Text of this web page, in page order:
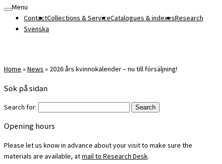
Menu
ContactCollections & ServiceCatalogues & indexesResearch
Svenska
Home » News » 2026 års kvinnokalender – nu till försäljning!
Sök på sidan
Search for:
Opening hours
Please let us know in advance about your visit to make sure the
materials are available, atmail to Research Desk.